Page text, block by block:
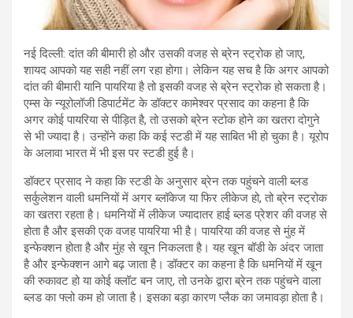
नई दिल्ली: दांत की बीमारी हो और उसकी वजह से ब्रेन स्ट्रोक हो जाए,
शायद आपको यह सही नहीं लग रहा होगा। लेकिन यह सच है कि अगर आपको
दांत की बीमारी यानि पायरिया है तो इसकी वजह से ब्रेन स्ट्रोक हो सकता है।
एम्स के न्यूरोलॉजी डिपार्टमेंट के डॉक्टर कामेश्वर प्रसाद का कहना है कि
अगर कोई पायरिया से पीड़ित है, तो उसको ब्रेन स्टोक होने का खतरा दोगुने
से भी ज्यादा है। उन्होंने कहा कि कई स्टडी में यह साबित भी हो चुका है। यूरोप
के अलावा भारत में भी इस पर स्टडी हुई है।
डॉक्टर प्रसाद ने कहा कि स्टडी के अनुसार ब्रेन तक पहुंचने वाली ब्लड
सर्कुलेशन वाली धमनियों में अगर ब्लॉकेज या फिर लीकेज हो, तो ब्रेन स्ट्रोक
का खतरा रहता है। धमनियों में लीकेज ज्यादातर हाई ब्लड प्रेशर की वजह से
होता है और इसकी एक वजह पायरिया भी है। पायरिया की वजह से मुंह में
इन्फेक्शन होता है और मुंह से खून निकलता है। यह खून बॉडी के अंदर जाता
है और इन्फेक्शन आगे बढ़ जाता है। डॉक्टर का कहना है कि धमनियों में खून
की रुकावट हो या कोई क्लॉट बन जाए, तो उनके द्वारा ब्रेन तक पहुंचने वाला
ब्लड का फ्लो कम हो जाता है। इसका बड़ा कारण प्लैक का जमावड़ा होता है।